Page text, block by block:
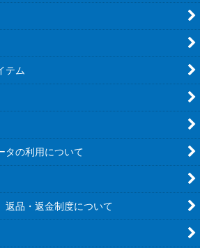
テム
タの利用について
返品・返金制度について